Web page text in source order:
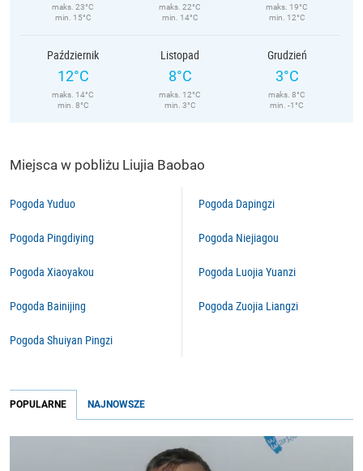
maks. 23°C
min. 15°C
maks. 22°C
min. 14°C
maks. 19°C
min. 12°C
Październik
12°C
maks. 14°C
min. 8°C
Listopad
8°C
maks. 12°C
min. 3°C
Grudzień
3°C
maks. 8°C
min. -1°C
Miejsca w pobliżu Liujia Baobao
Pogoda Yuduo
Pogoda Pingdiying
Pogoda Xiaoyakou
Pogoda Bainijing
Pogoda Shuiyan Pingzi
Pogoda Dapingzi
Pogoda Niejiagou
Pogoda Luojia Yuanzi
Pogoda Zuojia Liangzi
POPULARNE NAJNOWSZE